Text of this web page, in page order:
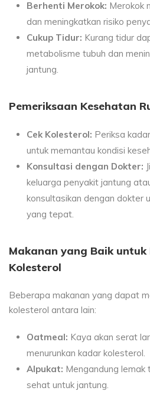
Berhenti Merokok: Merokok
dan meningkatkan risiko
Cukup Tidur: Kurang tidur
metabolisme tubuh dan
jantung.
Pemeriksaan Kesehatan
Cek Kolesterol: Periksa
untuk memantau kondisi
Konsultasi dengan Dokter:
keluarga penyakit jantung
konsultasikan dengan dokter
yang tepat.
Makanan yang Baik untuk
Kolesterol
Beberapa makanan yang dapat
kolesterol antara lain:
Oatmeal: Kaya akan serat
menurunkan kadar kolesterol.
Alpukat: Mengandung lemak
sehat untuk jantung.